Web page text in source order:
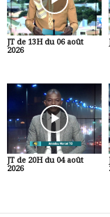
JT de 13H du 06 août
2026
JT de 20H du 04 août
2026